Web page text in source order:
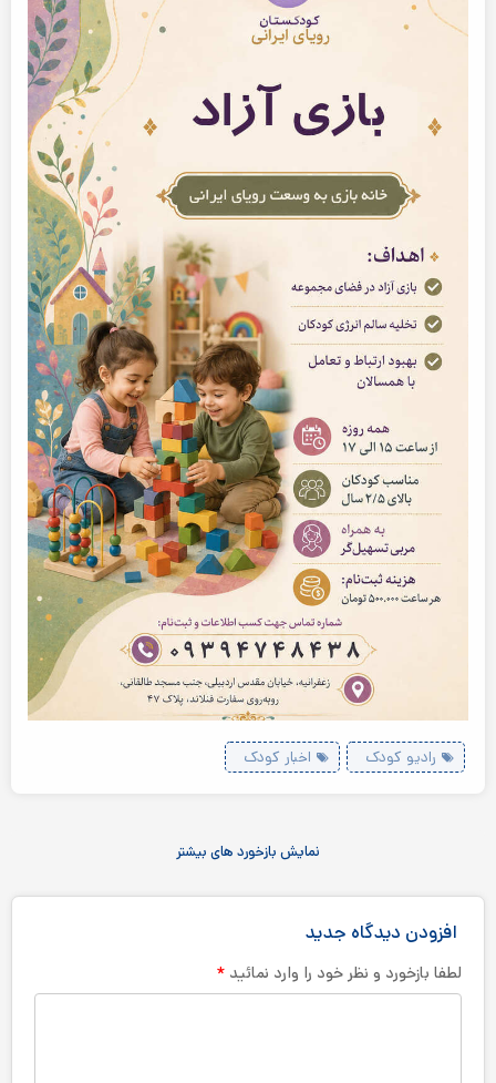
رادیو کودک اخبار کودک
نمایش بازخورد های بیشتر
افزودن دیدگاه جدید
لطفا بازخورد و نظر خود را وارد نمائید *